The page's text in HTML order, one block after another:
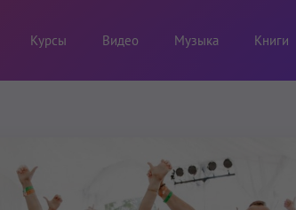
Курсы Видео Музыка Книги